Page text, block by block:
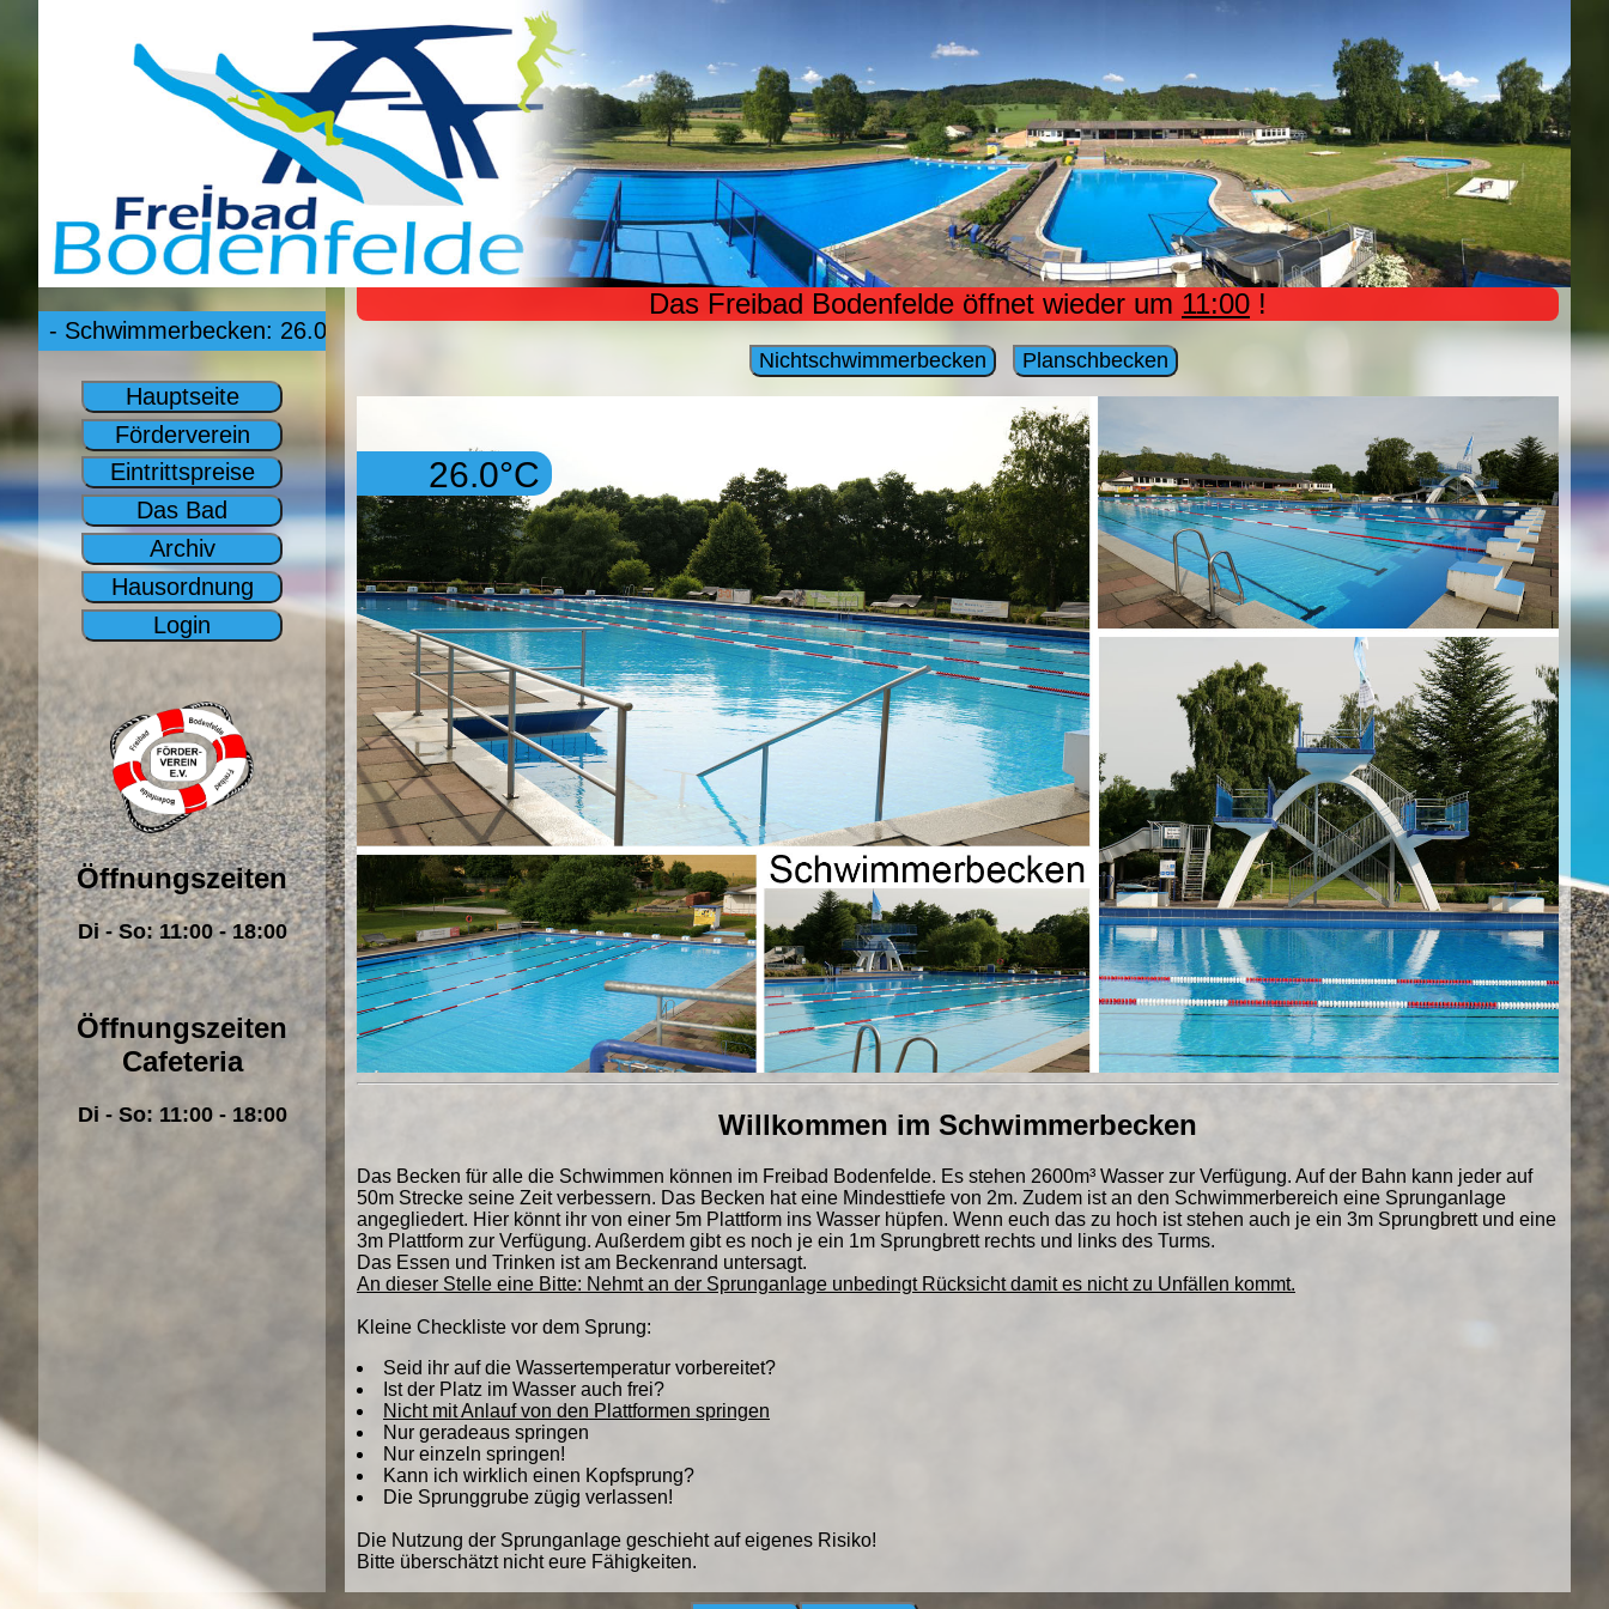
- Schwimmerbecken: 26.0°C -- Nichtschwimmer: 26.0°C -- Planschbecken: 26.0°C -
Hauptseite
Förderverein
Eintrittspreise
Das Bad
Archiv
Hausordnung
Login
Öffnungszeiten
Di - So: 11:00 - 18:00
Öffnungszeiten
Cafeteria
Di - So: 11:00 - 18:00
Das Freibad Bodenfelde öffnet wieder um 11:00!
Nichtschwimmerbecken Planschbecken
26.0°C
Willkommen im Schwimmerbecken
Das Becken für alle die Schwimmen können im Freibad Bodenfelde. Es stehen 2600m³ Wasser zur Verfügung. Auf der Bahn kann jeder auf
50m Strecke seine Zeit verbessern. Das Becken hat eine Mindesttiefe von 2m. Zudem ist an den Schwimmerbereich eine Sprunganlage
angegliedert. Hier könnt ihr von einer 5m Plattform ins Wasser hüpfen. Wenn euch das zu hoch ist stehen auch je ein 3m Sprungbrett und eine
3m Plattform zur Verfügung. Außerdem gibt es noch je ein 1m Sprungbrett rechts und links des Turms.
Das Essen und Trinken ist am Beckenrand untersagt.
An dieser Stelle eine Bitte: Nehmt an der Sprunganlage unbedingt Rücksicht damit es nicht zu Unfällen kommt.
Kleine Checkliste vor dem Sprung:
Seid ihr auf die Wassertemperatur vorbereitet?
Ist der Platz im Wasser auch frei?
Nicht mit Anlauf von den Plattformen springen
Nur geradeaus springen
Nur einzeln springen!
Kann ich wirklich einen Kopfsprung?
Die Sprunggrube zügig verlassen!
Die Nutzung der Sprunganlage geschieht auf eigenes Risiko!
Bitte überschätzt nicht eure Fähigkeiten.